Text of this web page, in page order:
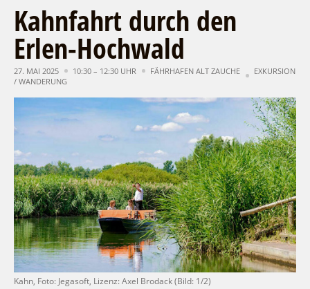
Urlaub im Leichhardt Land
Reisegebiet
Lieblingsorte
Freizeit und Erholung
Auf & im Wasser
Per Rad
Aktiverlebnisse
Einkaufen
Sehenswertes
Naturlehrpfad Ludwig Leichhardt
Buchbare Angebote
Individuell
Gruppen
Touristinformationen
Fremdenverkehrsvereine
Ludwig Leichhardt
Kahnfahrten
Fahrgastschiff
Unterkünfte finden
Gastgeberverzeichnis
Camping
Ferienhaus- und Campingpark „Ludwig
Leichhardt“
Spreewälder Seecamping
Campingplatz am Mochowsee
Campingplatz Jessern
Veranstaltungen
Veranstaltungshöhepunkte
Wirtschaftsförderung
Regionalentwicklung
SPOT
Bürgerbus
Service
Über uns
Team
Kahnfahrt durch den
Erlen-Hochwald
27. MAI 2025 10:30 – 12:30 UHR FÄHRHAFEN ALT ZAUCHE
EXKURSION
/ WANDERUNG
Kahn, Foto: Jegasoft, Lizenz: Axel Brodack (Bild: 1/2)